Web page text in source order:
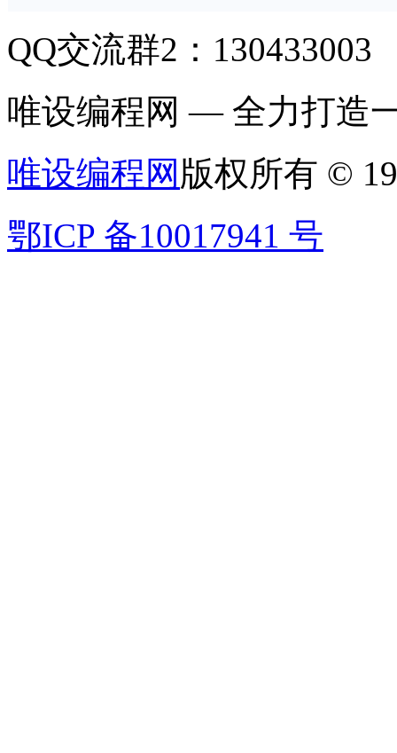
QQ交流群2：130433003
唯设编程网 — 全力打造
唯设编程网 版权所有 ©
鄂ICP 备10017941 号